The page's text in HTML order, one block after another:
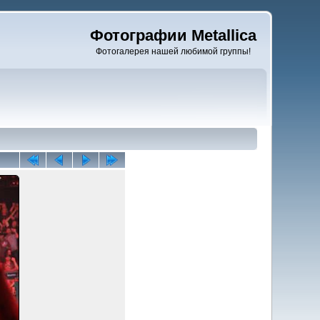
Фотографии Metallica
Фотогалерея нашей любимой группы!